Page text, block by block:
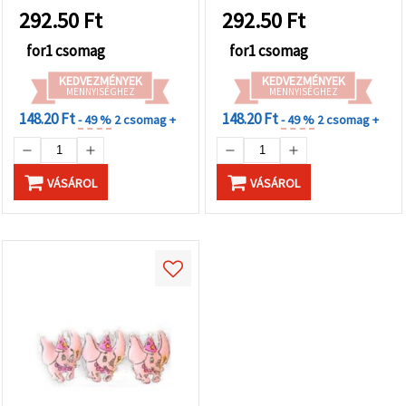
gombra
kattintva.
Fogadja
el
mindet
Beállítások
292.50 Ft
for1 csomag
KEDVEZMÉNYEK
MENNYISÉGHEZ
148.20 Ft- 49 % 2 csomag +
VÁSÁROL
292.50 Ft
for1 csomag
KEDVEZMÉNYEK
MENNYISÉGHEZ
148.20 Ft- 49 % 2 csomag +
VÁSÁROL